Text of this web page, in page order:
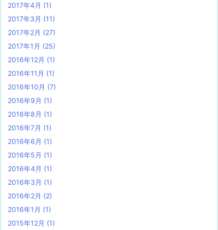
2017年4月 (1)
2017年3月 (11)
2017年2月 (27)
2017年1月 (25)
2016年12月 (1)
2016年11月 (1)
2016年10月 (7)
2016年9月 (1)
2016年8月 (1)
2016年7月 (1)
2016年6月 (1)
2016年5月 (1)
2016年4月 (1)
2016年3月 (1)
2016年2月 (2)
2016年1月 (1)
2015年12月 (1)